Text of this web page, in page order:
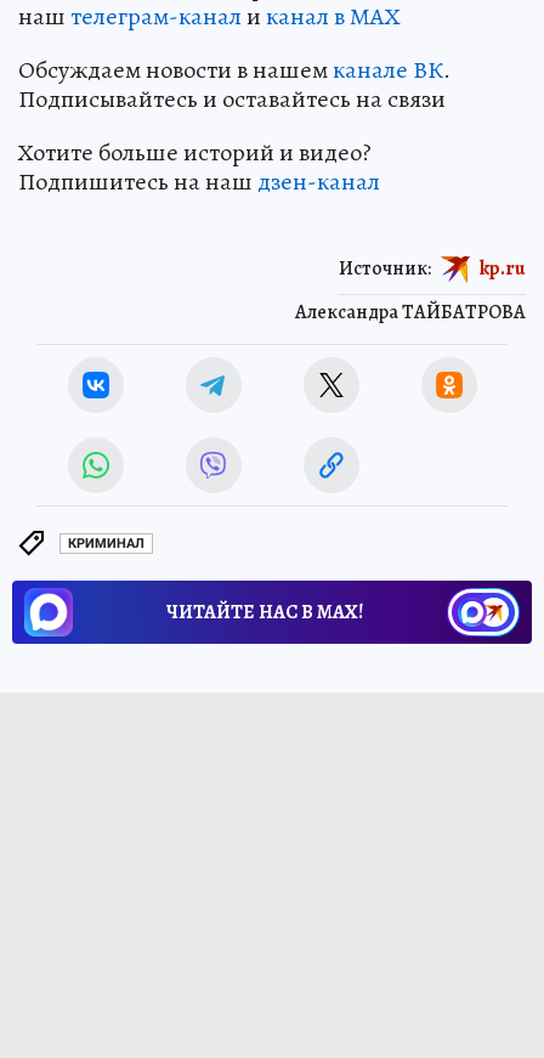
наштелеграм-каналиканал в МАХ
Обсуждаем новости в нашемканале ВК.
Подписывайтесь и оставайтесь на связи
Хотите больше историй и видео?
Подпишитесь на наш дзен-канал
Александра ТАЙБАТРОВА
Источник: kp.ru
КРИМИНАЛ
ЧИТАЙТЕ НАС В МАХ!